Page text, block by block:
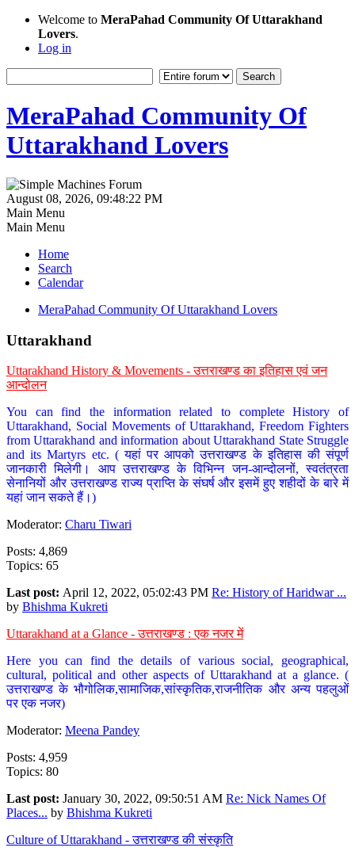
Welcome to MeraPahad Community Of Uttarakhand
Lovers.
Log in
MeraPahad Community Of
Uttarakhand Lovers
August 08, 2026, 09:48:22 PM
Main Menu
Main Menu
Home
Search
Calendar
MeraPahad Community Of Uttarakhand Lovers
Uttarakhand
Uttarakhand History & Movements - उत्तराखण्ड का इतिहास एवं जन
आन्दोलन
You can find the information related to complete History of
Uttarakhand, Social Movements of Uttarakhand, Freedom Fighters
from Uttarakhand and information about Uttarakhand State Struggle
and its Martyrs etc. ( यहां पर आपको उत्तराखण्ड के इतिहास की संपूर्ण
जानकारी मिलेगी। आप उत्तराखण्ड के विभिन्न जन-आन्दोलनों, स्वतंत्रता
सेनानियों और उत्तराखण्ड राज्य प्राप्ति के संघर्ष और इसमें हुए शहीदों के बारे में
यहां जान सकते हैं।)
Moderator: Charu Tiwari
Posts: 4,869
Topics: 65
Last post: April 12, 2022, 05:02:43 PM Re: History of Haridwar ...
by Bhishma Kukreti
Uttarakhand at a Glance - उत्तराखण्ड : एक नजर में
Here you can find the details of various social, geographical,
cultural, political and other aspects of Uttarakhand at a glance. (
उत्तराखण्ड के भौगोलिक,सामाजिक,सांस्कृतिक,राजनीतिक और अन्य पहलुओं
पर एक नजर)
Moderator: Meena Pandey
Posts: 4,959
Topics: 80
Last post: January 30, 2022, 09:50:51 AM Re: Nick Names Of
Places... by Bhishma Kukreti
Culture of Uttarakhand - उत्तराखण्ड की संस्कृति